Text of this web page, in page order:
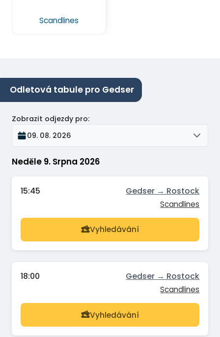
Scandlines
Odletová tabule pro Gedser
Neděle 9. Srpna 2026
Zobrazit odjezdy pro:
09. 08. 2026
15:45 Gedser → Rostock
Scandlines
Vyhledávání
18:00 Gedser → Rostock
Scandlines
Vyhledávání